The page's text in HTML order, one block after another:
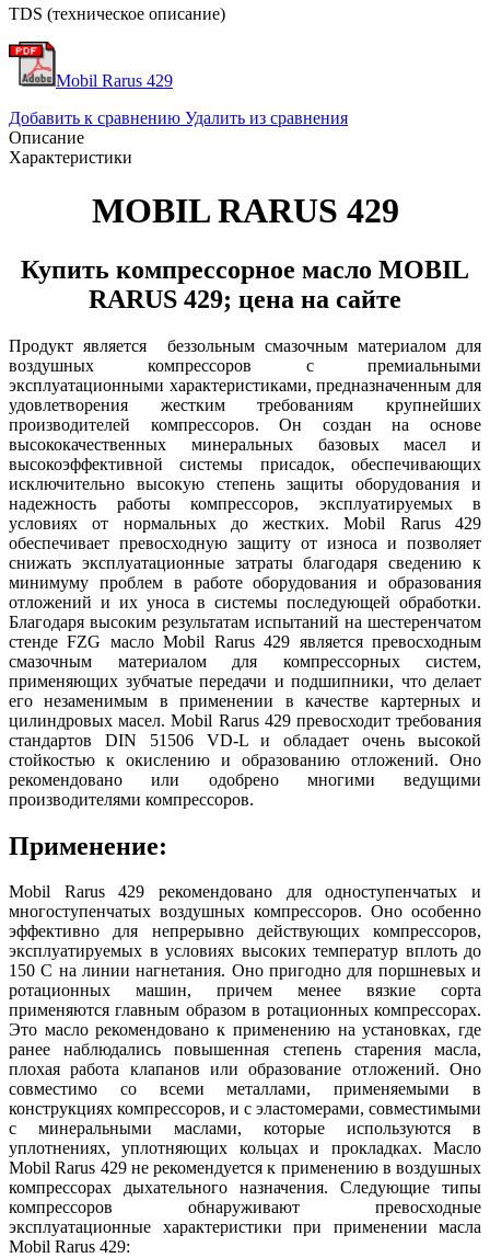
TDS (техническое описание)
Mobil Rarus 429
Добавить к сравнению Удалить из сравнения
Описание
Характеристики
MOBIL RARUS 429
Купить компрессорное масло MOBIL
RARUS 429; цена на сайте
Продукт является беззольным смазочным материалом для
воздушных компрессоров с премиальными
эксплуатационными характеристиками, предназначенным для
удовлетворения жестким требованиям крупнейших
производителей компрессоров. Он создан на основе
высококачественных минеральных базовых масел и
высокоэффективной системы присадок, обеспечивающих
исключительно высокую степень защиты оборудования и
надежность работы компрессоров, эксплуатируемых в
условиях от нормальных до жестких. Mobil Rarus 429
обеспечивает превосходную защиту от износа и позволяет
снижать эксплуатационные затраты благодаря сведению к
минимуму проблем в работе оборудования и образования
отложений и их уноса в системы последующей обработки.
Благодаря высоким результатам испытаний на шестеренчатом
стенде FZG масло Mobil Rarus 429 является превосходным
смазочным материалом для компрессорных систем,
применяющих зубчатые передачи и подшипники, что делает
его незаменимым в применении в качестве картерных и
цилиндровых масел. Mobil Rarus 429 превосходит требования
стандартов DIN 51506 VD-L и обладает очень высокой
стойкостью к окислению и образованию отложений. Оно
рекомендовано или одобрено многими ведущими
производителями компрессоров.
Применение:
Mobil Rarus 429 рекомендовано для одноступенчатых и
многоступенчатых воздушных компрессоров. Оно особенно
эффективно для непрерывно действующих компрессоров,
эксплуатируемых в условиях высоких температур вплоть до
150 С на линии нагнетания. Оно пригодно для поршневых и
ротационных машин, причем менее вязкие сорта
применяются главным образом в ротационных компрессорах.
Это масло рекомендовано к применению на установках, где
ранее наблюдались повышенная степень старения масла,
плохая работа клапанов или образование отложений. Оно
совместимо со всеми металлами, применяемыми в
конструкциях компрессоров, и с эластомерами, совместимыми
с минеральными маслами, которые используются в
уплотнениях, уплотняющих кольцах и прокладках. Масло
Mobil Rarus 429 не рекомендуется к применению в воздушных
компрессорах дыхательного назначения. Следующие типы
компрессоров обнаруживают превосходные
эксплуатационные характеристики при применении масла
Mobil Rarus 429: